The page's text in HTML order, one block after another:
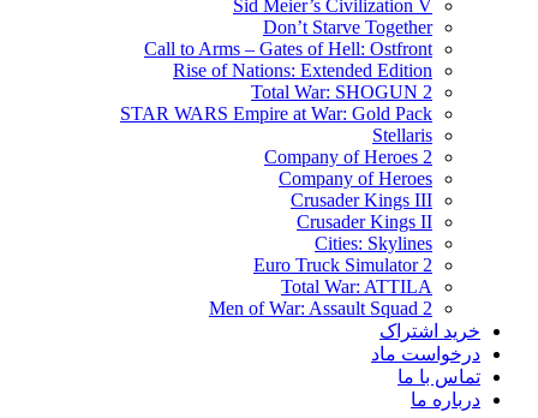
Sid Meier’s Civilization V
Don’t Starve Together
Call to Arms – Gates of Hell: Ostfront
Rise of Nations: Extended Edition
Total War: SHOGUN 2
STAR WARS Empire at War: Gold Pack
Stellaris
Company of Heroes 2
Company of Heroes
Crusader Kings III
Crusader Kings II
Cities: Skylines
Euro Truck Simulator 2
Total War: ATTILA
Men of War: Assault Squad 2
خرید اشتراک
درخواست ماد
تماس با ما
درباره ما